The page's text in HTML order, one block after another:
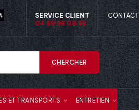
SERVICE CLIENT
04 69 96 06 99
CONTACT
CHERCHER
ET TRANSPORTS ENTRETIEN